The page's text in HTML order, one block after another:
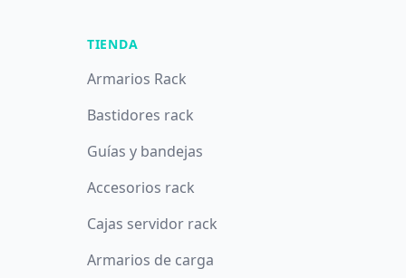
TIENDA
Armarios Rack
Bastidores rack
Guías y bandejas
Accesorios rack
Cajas servidor rack
Armarios de carga